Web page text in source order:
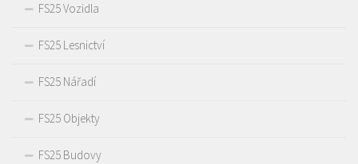
FS25 Vozidla
FS25 Lesnictví
FS25 Nářadí
FS25 Objekty
FS25 Budovy